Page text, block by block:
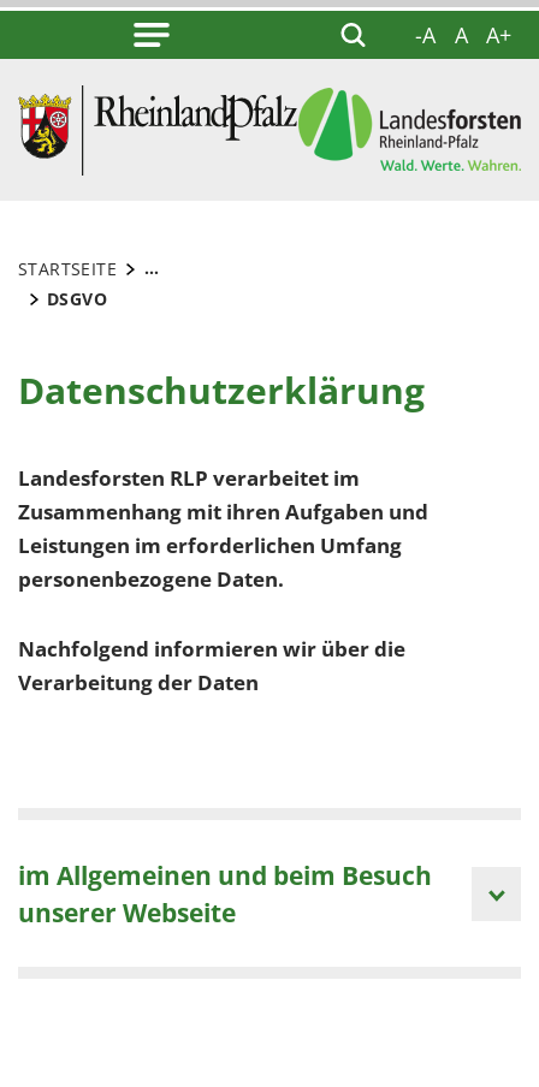
-A A A+
STARTSEITE
...
DSGVO
Datenschutzerklärung
Landesforsten RLP verarbeitet im
Zusammenhang mit ihren Aufgaben und
Leistungen im erforderlichen Umfang
personenbezogene Daten.
Nachfolgend informieren wir über die
Verarbeitung der Daten
im Allgemeinen und beim Besuch
unserer Webseite